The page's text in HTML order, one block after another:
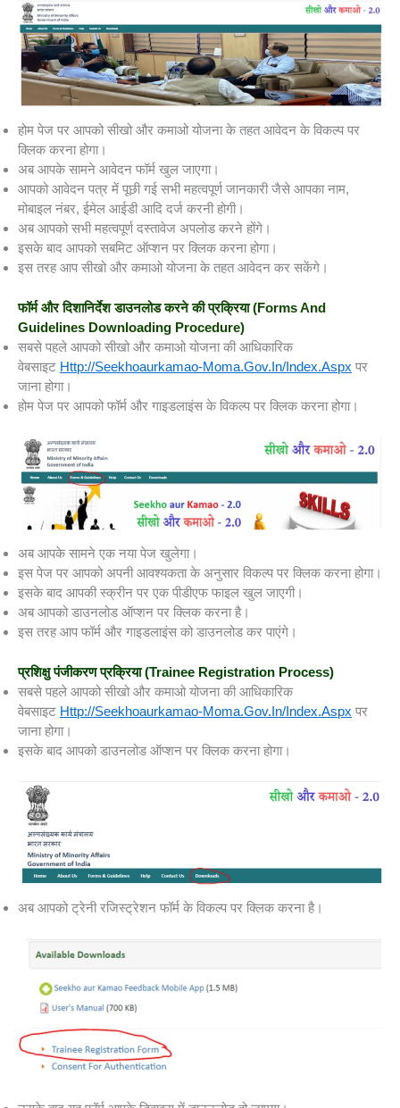
होम पेज पर आपको सीखो और कमाओ योजना के तहत आवेदन के विकल्प पर
क्लिक करना होगा।
अब आपके सामने आवेदन फॉर्म खुल जाएगा।
आपको आवेदन पत्र में पूछी गई सभी महत्वपूर्ण जानकारी जैसे आपका नाम,
मोबाइल नंबर, ईमेल आईडी आदि दर्ज करनी होगी।
अब आपको सभी महत्वपूर्ण दस्तावेज अपलोड करने होंगे।
इसके बाद आपको सबमिट ऑप्शन पर क्लिक करना होगा।
इस तरह आप सीखो और कमाओ योजना के तहत आवेदन कर सकेंगे।
फॉर्म और दिशानिर्देश डाउनलोड करने की प्रक्रिया(Forms And
Guidelines Downloading Procedure)
सबसे पहले आपको सीखो और कमाओ योजना की आधिकारिक
वेबसाइट Http://seekhoaurkamao-Moma.gov.in/Index.aspx पर
जाना होगा।
होम पेज पर आपको फॉर्म और गाइडलाइंस के विकल्प पर क्लिक करना होगा।
अब आपके सामने एक नया पेज खुलेगा।
इस पेज पर आपको अपनी आवश्यकता के अनुसार विकल्प पर क्लिक करना होगा।
इसके बाद आपकी स्क्रीन पर एक पीडीएफ फाइल खुल जाएगी।
अब आपको डाउनलोड ऑप्शन पर क्लिक करना है।
इस तरह आप फॉर्म और गाइडलाइंस को डाउनलोड कर पाएंगे।
प्रशिक्षु पंजीकरण प्रक्रिया(Trainee Registration Process)
सबसे पहले आपको सीखो और कमाओ योजना की आधिकारिक
वेबसाइट Http://seekhoaurkamao-Moma.gov.in/Index.aspx पर
जाना होगा।
इसके बाद आपको डाउनलोड ऑप्शन पर क्लिक करना होगा।
अब आपको ट्रेनी रजिस्ट्रेशन फॉर्म के विकल्प पर क्लिक करना है।